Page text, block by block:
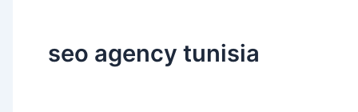
seo agency tunisia